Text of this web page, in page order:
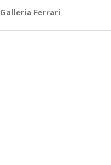
Galleria Ferrari